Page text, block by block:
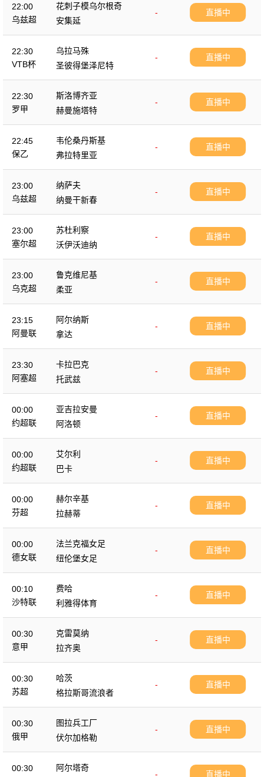
22:00
乌兹超
花刺子模乌尔根奇
-
安集延
直播中
22:30
VTB杯
乌拉马殊
-
圣彼得堡泽尼特
直播中
22:30
罗甲
斯洛博齐亚
-
赫曼施塔特
直播中
22:45
保乙
韦伦桑丹斯基
-
弗拉特里亚
直播中
23:00
乌兹超
纳萨夫
-
纳曼干新春
直播中
23:00
塞尔超
苏杜利察
-
沃伊沃迪纳
直播中
23:00
乌克超
鲁克维尼基
-
柔亚
直播中
23:15
阿曼联
阿尔纳斯
-
拿达
直播中
23:30
阿塞超
卡拉巴克
-
托武兹
直播中
00:00
约超联
亚吉拉安曼
-
阿洛顿
直播中
00:00
约超联
艾尔利
-
巴卡
直播中
00:00
芬超
赫尔辛基
-
拉赫蒂
直播中
00:00
德女联
法兰克福女足
-
纽伦堡女足
直播中
00:10
沙特联
费哈
-
利雅得体育
直播中
00:30
意甲
克雷莫纳
-
拉齐奥
直播中
00:30
苏超
哈茨
-
格拉斯哥流浪者
直播中
00:30
俄甲
图拉兵工厂
-
伏尔加格勒
直播中
00:30
阿尔塔奇
- 直播中